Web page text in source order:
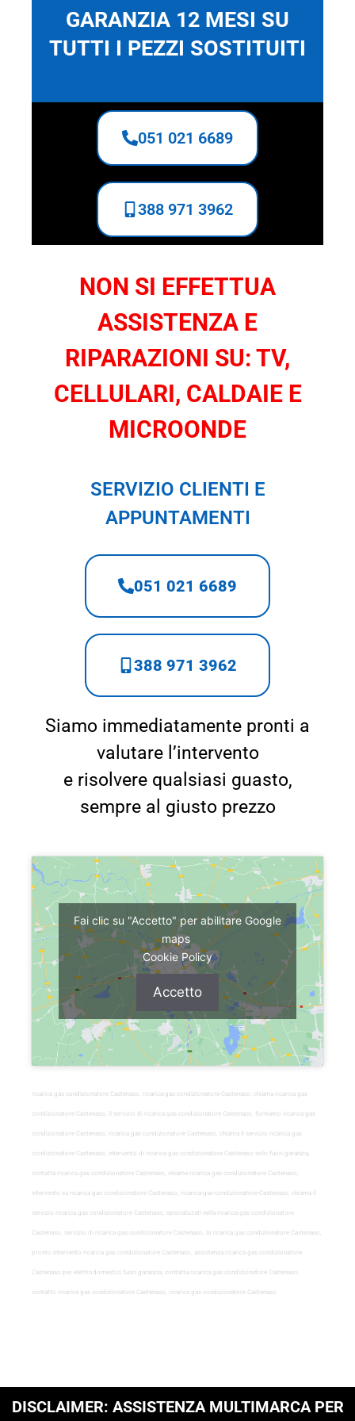
GARANZIA 12 MESI SU
TUTTI I PEZZI SOSTITUITI
051 021 6689
388 971 3962
NON SI EFFETTUA
ASSISTENZA E
RIPARAZIONI SU: TV,
CELLULARI, CALDAIE E
MICROONDE
SERVIZIO CLIENTI E
APPUNTAMENTI
051 021 6689
388 971 3962
Siamo immediatamente pronti a
valutare l’intervento
e risolvere qualsiasi guasto,
sempre al giusto prezzo
Fai clic su "Accetto" per abilitare Google
maps
Cookie Policy
Accetto
ricarica gas condizionatore Castenaso, ricarica-gas-condizionatore-Castenaso, chiama ricarica gas
condizionatore Castenaso, il servizio di ricarica gas condizionatore Castenaso, forniamo ricarica gas
condizionatore Castenaso, ricarica gas condizionatore Castenaso, chiama il servizio ricarica gas
condizionatore Castenaso, intervento di ricarica gas condizionatore Castenaso solo fuori garanzia,
contatta ricarica gas condizionatore Castenaso, chiama ricarica gas condizionatore Castenaso,
intervento su ricarica gas condizionatore Castenaso, ricarica-gas-condizionatore-Castenaso, chiama il
servizio ricarica gas condizionatore Castenaso, specializzati nella ricarica gas condizionatore
Castenaso, servizio di ricarica gas condizionatore Castenaso, la ricarica gas condizionatore Castenaso,
pronto intervento ricarica gas condizionatore Castenaso, assistenza ricarica gas condizionatore
Castenaso per elettrodomestici fuori garanzia, contatta ricarica gas condizionatore Castenaso,
contatto ricarica gas condizionatore Castenaso, ricarica gas condizionatore Castenaso
DISCLAIMER: ASSISTENZA MULTIMARCA PER